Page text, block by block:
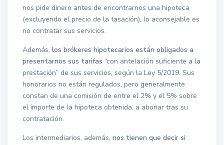
nos pide dinero antes de encontrarnos una hipoteca
(excluyendo el precio de la tasación), lo aconsejable es
no contratar sus servicios.
Además, los brókeres hipotecarios están obligados a
presentarnos sus tarifas “con antelación suficiente a la
prestación” de sus servicios, según la Ley 5/2019. Sus
honorarios no están regulados, pero generalmente
constan de una comisión de entre el 2% y el 5% sobre
el importe de la hipoteca obtenida, a abonar tras su
contratación.
Los intermediarios, además, nos tienen que decir si